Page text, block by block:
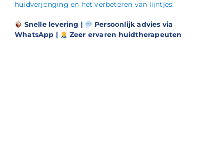
huidverjonging en het verbeteren van lijntjes.
Snelle levering |
Persoonlijk advies via
WhatsApp |
Zeer ervaren huidtherapeuten